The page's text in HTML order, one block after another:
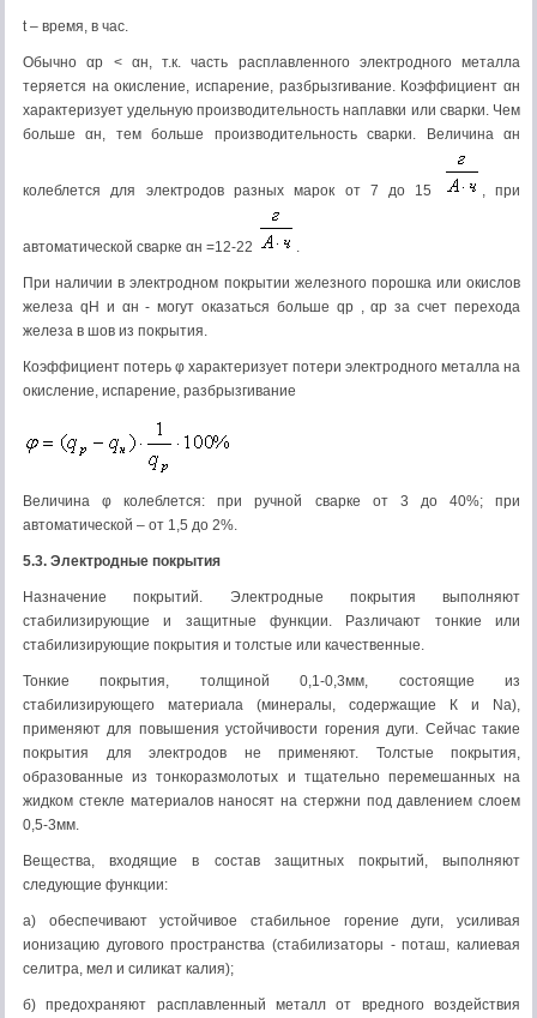
t – время, в час.
Обычно αр < αн, т.к. часть расплавленного электродного металла
теряется на окисление, испарение, разбрызгивание. Коэффициент αн
характеризует удельную производительность наплавки или сварки. Чем
больше αн, тем больше производительность сварки. Величина αн
колеблется для электродов разных марок от 7 до 15 , при
автоматической сварке αн =12-22 .
При наличии в электродном покрытии железного порошка или окислов
железа qH и αн - могут оказаться больше qp , αр за счет перехода
железа в шов из покрытия.
Коэффициент потерь φ характеризует потери электродного металла на
окисление, испарение, разбрызгивание
Величина φ колеблется: при ручной сварке от 3 до 40%; при
автоматической – от 1,5 до 2%.
5.3. Электродные покрытия
Назначение покрытий. Электродные покрытия выполняют
стабилизирующие и защитные функции. Различают тонкие или
стабилизирующие покрытия и толстые или качественные.
Тонкие покрытия, толщиной 0,1-0,3мм, состоящие из
стабилизирующего материала (минералы, содержащие К и Nа),
применяют для повышения устойчивости горения дуги. Сейчас такие
покрытия для электродов не применяют. Толстые покрытия,
образованные из тонкоразмолотых и тщательно перемешанных на
жидком стекле материалов наносят на стержни под давлением слоем
0,5-3мм.
Вещества, входящие в состав защитных покрытий, выполняют
следующие функции:
а) обеспечивают устойчивое стабильное горение дуги, усиливая
ионизацию дугового пространства (стабилизаторы - поташ, калиевая
селитра, мел и силикат калия);
б) предохраняют расплавленный металл от вредного воздействия